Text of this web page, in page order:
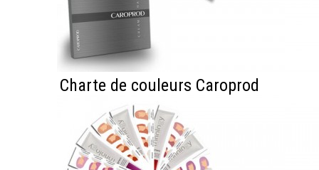
Charte de couleurs Caroprod